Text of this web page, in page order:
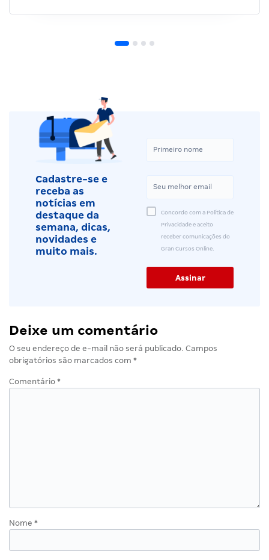
Cadastre-se e
receba as
notícias em
destaque da
semana, dicas,
novidades e
muito mais.
Concordo com a Política de
Privacidade e aceito
receber comunicações do
Gran Cursos Online.
Deixe um comentário
O seu endereço de e-mail não será publicado. Campos
obrigatórios são marcados com *
Comentário *
Nome *